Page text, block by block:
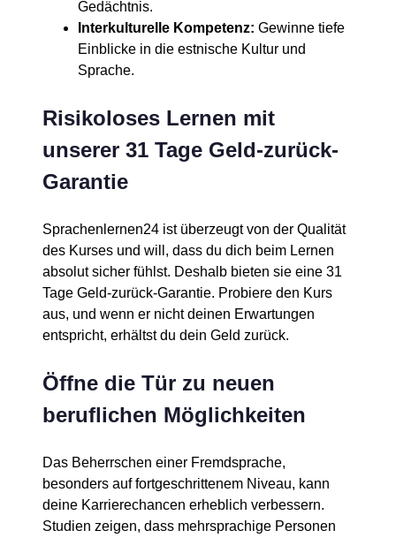
Gedächtnis.
Interkulturelle Kompetenz: Gewinne tiefe
Einblicke in die estnische Kultur und
Sprache.
Risikoloses Lernen mit
unserer 31 Tage Geld-zurück-
Garantie
Sprachenlernen24 ist überzeugt von der Qualität
des Kurses und will, dass du dich beim Lernen
absolut sicher fühlst. Deshalb bieten sie eine 31
Tage Geld-zurück-Garantie. Probiere den Kurs
aus, und wenn er nicht deinen Erwartungen
entspricht, erhältst du dein Geld zurück.
Öffne die Tür zu neuen
beruflichen Möglichkeiten
Das Beherrschen einer Fremdsprache,
besonders auf fortgeschrittenem Niveau, kann
deine Karrierechancen erheblich verbessern.
Studien zeigen, dass mehrsprachige Personen